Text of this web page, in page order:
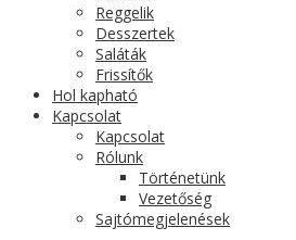
Reggelik
Desszertek
Saláták
Frissítők
Hol kapható
Kapcsolat
Kapcsolat
Rólunk
Történetünk
Vezetőség
Sajtómegjelenések